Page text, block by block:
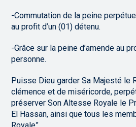
-Commutation de la peine
au profit d’un (01) détenu.
-Grâce sur la peine d’amende au
personne.
Puisse Dieu garder Sa Majesté le
clémence et de miséricorde,
préserver Son Altesse Royale le
El Hassan, ainsi que tous les